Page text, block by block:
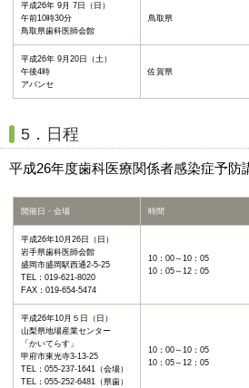
平成26年 9月 7日（日）
午前10時30分
鳥取県歯科医師会館
鳥取県
平成26年 9月20日（土）
午後4時
アバンセ
佐賀県
5．日程
平成26年度歯科医療関係者感染症予防
開催日・会場 時間
平成26年10月26日（日）
岩手県歯科医師会館
盛岡市盛岡駅西通2-5-25
TEL：019-621-8020
FAX：019-654-5474
10：00～10：05
10：05～12：05
平成26年10月５日（日）
山梨県地場産業センター
「かいてらす」
甲府市東光寺3-13-25
TEL：055-237-1641（会場）
TEL：055-252-6481（県歯）
10：00～10：05
10：05～12：05